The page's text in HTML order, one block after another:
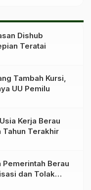
Dishub
Teratai
Tambah Kursi,
UU Pemilu
Kerja Berau
Tahun Terakhir
Berau
dan Tolak